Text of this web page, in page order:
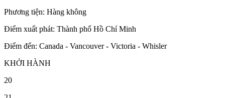
Phương tiện: Hàng không
Điểm xuất phát: Thành phố Hồ Chí Minh
Điểm đến: Canada - Vancouver - Victoria - Whisler
KHỞI HÀNH
20